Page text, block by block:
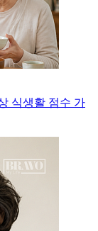
식생활 점수 가